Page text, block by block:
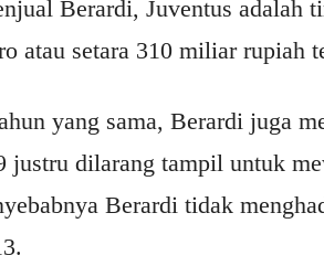
Berardi, Juventus adalah
atau setara 310 miliar rupiah
yang sama, Berardi juga
justru dilarang tampil untuk
Berardi tidak